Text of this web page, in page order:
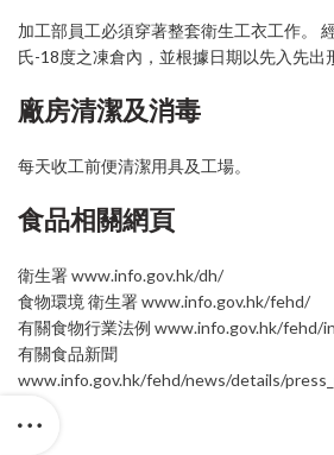
加工部員工必須穿著整套衛生工衣工作。
氏-18度之凍倉內，並根據日期以先入先出
廠房清潔及消毒
每天收工前便清潔用具及工場。
食品相關網頁
衛生署www.info.gov.hk/dh/
食物環境 衛生署www.info.gov.hk/fehd/
有關食物行業法例 www.info.gov.hk/fehd/
有關食品新聞
www.info.gov.hk/fehd/news/details/